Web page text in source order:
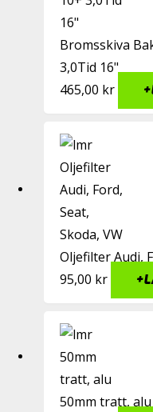
Bromsskiva
3,0Tid 16"
465,00 kr +
Oljefilter Audi,
95,00 kr +
50mm tratt, alu